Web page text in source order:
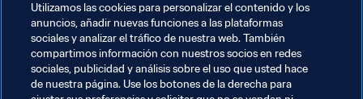
vencieron con contundencia (0-5) a la vigente
campeona, Noruega, para plantarse en la final, donde
perdieron ante las locales en los penales. Cabe destacar
que Sun Wen y Sissi lideraron la tabla de máximas
anotadoras del certamen con siete dianas cada una.
Utilizamos las cookies para personalizar el contenido y los
anuncios, añadir nuevas funciones a las plataformas
sociales y analizar el tráfico de nuestra web. También
compartimos información con nuestros socios en redes
sociales, publicidad y análisis sobre el uso que usted hace
de nuestra página. Use los botones de la derecha para